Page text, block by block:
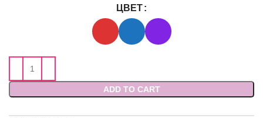
ЦВЕТ
ADD TO CART